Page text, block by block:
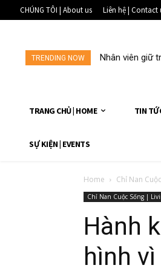
CHÚNG TÔI | About us Liên hệ | Contact
TRENDING NOW
Nhân viên giữ
TRANG CHỦ | HOME TIN
SỰ KIỆN | EVENTS
Home Chỉ Nan
Chỉ Nan Cuộc Sống |
Hành
hình